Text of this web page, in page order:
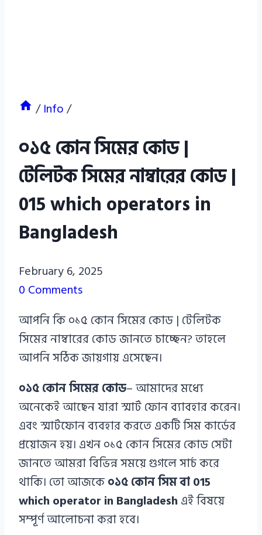
/ Info/
০১৫ কোন সিমের কোড |
টেলিটক সিমের নাম্বারের কোড |
015 which operators in
Bangladesh
Azizul
Haque
Azizul
Haque
February 6, 2025
0 Comments
আপনি কি ০১৫ কোন সিমের কোড | টেলিটক
সিমের নাম্বারের কোড জানতে চাচ্ছেন? তাহলে
আপনি সঠিক জায়গায় এসেছেন।
০১৫ কোন সিমের কোড– আমাদের মধ্যে
অনেকেই আছেন যারা স্মার্ট ফোন ব্যাবহার করেন।
এবং স্মার্টফোন ব্যবহার করতে একটি সিম কার্ডের
প্রয়োজন হয়। এখন ০১৫ কোন সিমের কোড সেটা
জানতে আমরা বিভিন্ন সময়ে গুগলে সার্চ করে
থাকি। তো আজকে০১৫ কোন সিম বা 015
which operator in Bangladesh এই বিষয়ে
সম্পূর্ণ আলোচনা করা হবে।